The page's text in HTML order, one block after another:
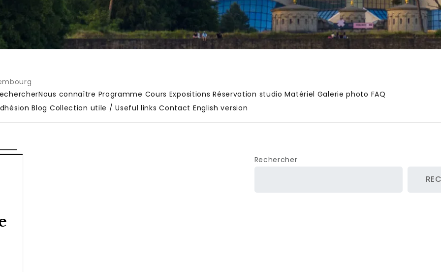
Nous connaître Programme Cours Expositions Réservation studio Matériel Galerie photo FAQ
Blog Collection utile / Useful links Contact English version
Rechercher